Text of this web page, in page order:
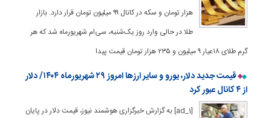
هزار تومان و سکه در کانال ۹۹ میلیون تومان قرار دارد. بازار
طلا در حالی وارد روز یک‌شنبه، سی‌ام شهریورماه شد که هر
گرم طلای ۱۸عیار ۹ میلیون و ۲۳۵ هزار تومان قیمت پیدا
قیمت جدید دلار، یورو و سایر ارزها امروز ۲۹ شهریورماه ۱۴۰۴/ دلار
از ۴ کانال عبور کرد
[ad_1] به گزارش خبرگزاری هوشمند نیوز، قیمت دلار در پایان